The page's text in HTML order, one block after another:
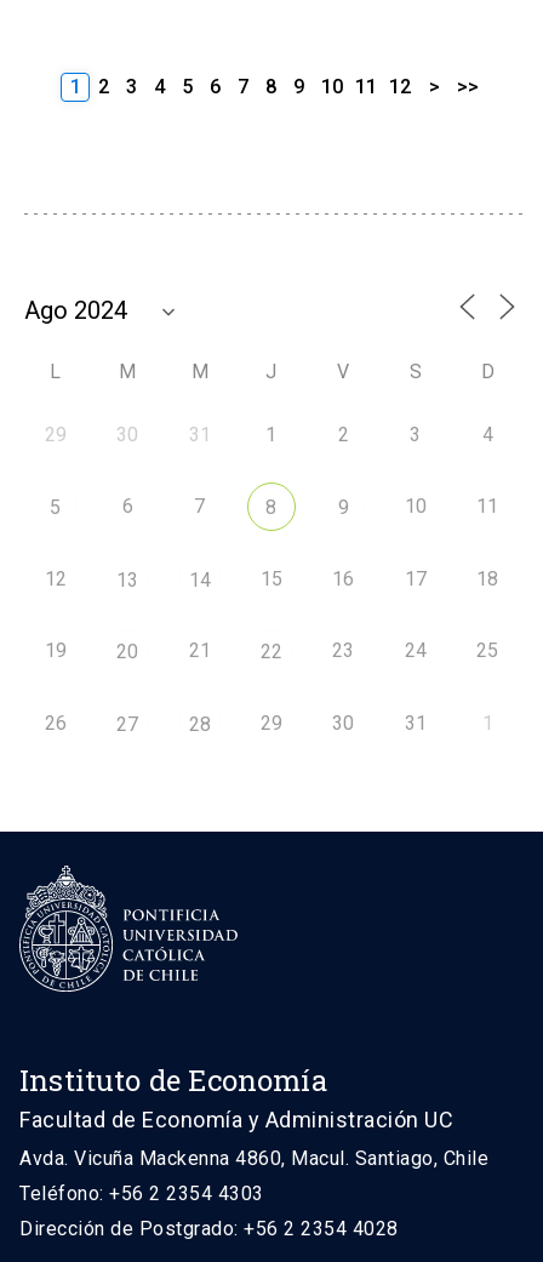
1 2 3 4 5 6 7 8 9 10 11 12 > >>
L M M J V S D
29 30 31 1 2 3 4
5 6 7 8 9 10 11
12 13 14 15 16 17 18
19 20 21 22 23 24 25
26 27 28 29 30 31 1
Instituto de Economía
Facultad de Economía y Administración UC
Avda. Vicuña Mackenna 4860, Macul. Santiago, Chile
Teléfono: +56 2 2354 4303
Dirección de Postgrado: +56 2 2354 4028